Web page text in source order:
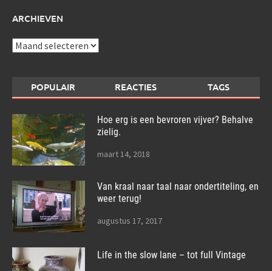
ARCHIEVEN
Archieven
POPULAIR REACTIES TAGS
Hoe erg is een bevroren vijver? Behalve
zielig.
maart 14, 2018
Van kraal naar taal naar ondertiteling, en
weer terug!
augustus 17, 2017
Life in the slow lane – tot full Vintage